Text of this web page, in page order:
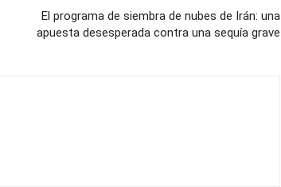
El programa de siembra de nubes de Irán: una
apuesta desesperada contra una sequía grave